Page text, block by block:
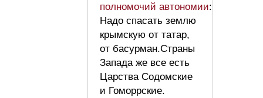
полномочий автономии:
Надо спасать землю
крымскую от татар,
от басурман.Страны
Запада же все есть
Царства Содомские
и Гоморрские.